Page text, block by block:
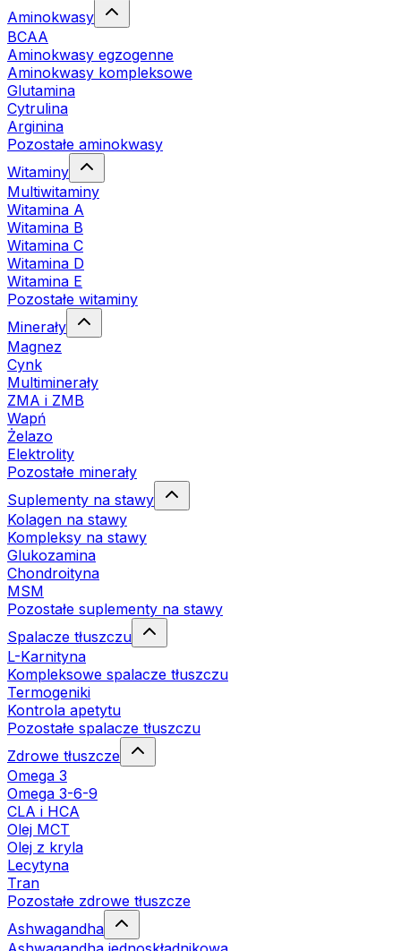
Aminokwasy
BCAA
Aminokwasy egzogenne
Aminokwasy kompleksowe
Glutamina
Cytrulina
Arginina
Pozostałe aminokwasy
Witaminy
Multiwitaminy
Witamina A
Witamina B
Witamina C
Witamina D
Witamina E
Pozostałe witaminy
Minerały
Magnez
Cynk
Multiminerały
ZMA i ZMB
Wapń
Żelazo
Elektrolity
Pozostałe minerały
Suplementy na stawy
Kolagen na stawy
Kompleksy na stawy
Glukozamina
Chondroityna
MSM
Pozostałe suplementy na stawy
Spalacze tłuszczu
L-Karnityna
Kompleksowe spalacze tłuszczu
Termogeniki
Kontrola apetytu
Pozostałe spalacze tłuszczu
Zdrowe tłuszcze
Omega 3
Omega 3-6-9
CLA i HCA
Olej MCT
Olej z kryla
Lecytyna
Tran
Pozostałe zdrowe tłuszcze
Ashwagandha